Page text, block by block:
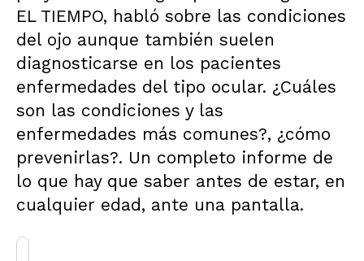
EL TIEMPO, habló sobre las condiciones
del ojo aunque también suelen
diagnosticarse en los pacientes
enfermedades del tipo ocular. ¿Cuáles
son las condiciones y las
enfermedades más comunes?, ¿cómo
prevenirlas?. Un completo informe de
lo que hay que saber antes de estar, en
cualquier edad, ante una pantalla.